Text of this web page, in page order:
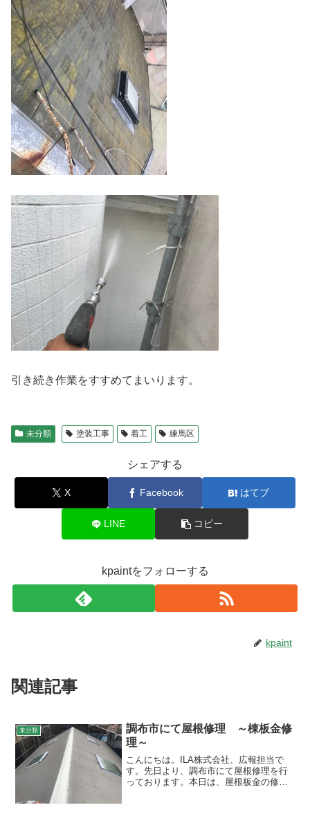
引き続き作業をすすめてまいります。
未分類 塗装工事 着工 練馬区
シェアする
X Facebook はてブ
LINE コピー
kpaintをフォローする
kpaint
関連記事
未分類
調布市にて屋根修理 ～棟板金修
理～
こんにちは。ILA株式会社、広報担当で
す。先日より、調布市にて屋根修理を行
っております。本日は、屋根板金の修理